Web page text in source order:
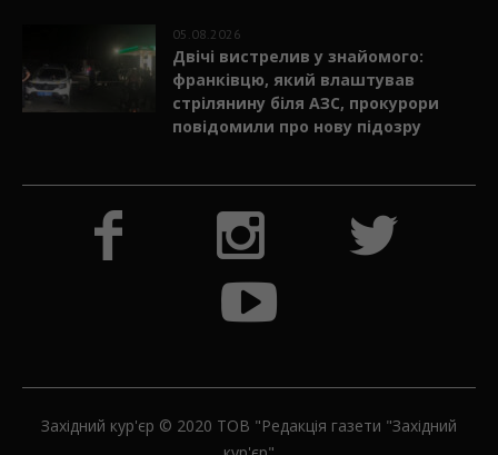
05.08.2026
Двічі вистрелив у знайомого:
франківцю, який влаштував
стрілянину біля АЗС, прокурори
повідомили про нову підозру
Західний кур'єр © 2020 ТОВ "Редакція газети "Західний